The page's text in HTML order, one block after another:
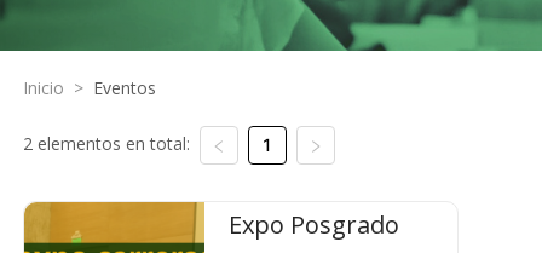
Inicio > Eventos
2 elementos en total: 1
Expo Posgrado